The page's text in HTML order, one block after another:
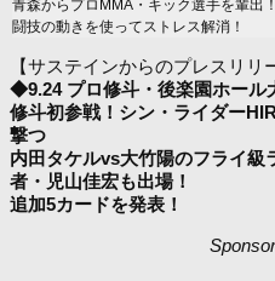
青森からプロMMA・キック選手を輩出
闘技の動きを使ってストレス解消！
【サステインからのプレスリリ
◆9.24 プロ修斗・後楽園ホール
修斗初参戦！シン・ライダー
撃つ
内田タケルvs大竹陽のフライ級
者・児山佳宏も出場！
追加5カードを発表！